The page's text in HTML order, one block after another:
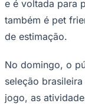
e é voltada para
também é pet
de estimação.
No domingo, o
seleção
jogo, as